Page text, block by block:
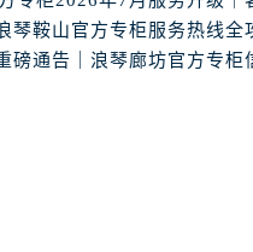
预约）
前预约）
中心（需提前预约）
楼浪琴售后服务中心（需提